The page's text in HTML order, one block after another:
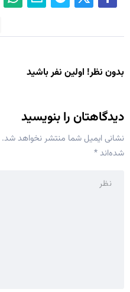
بدون نظر! اولین نفر باشید
دیدگاهتان را بنویسید
نشانی ایمیل شما منتشر نخواهد شد.
شده‌اند*